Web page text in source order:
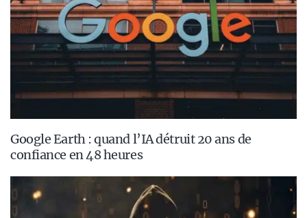
Google Earth : quand l’IA détruit 20 ans de
confiance en 48 heures